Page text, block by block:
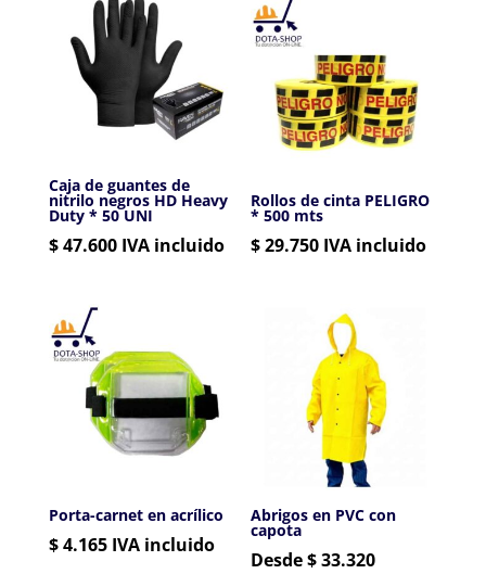
Caja de guantes de
nitrilo negros HD Heavy
Duty * 50 UNI
$47.600 IVA incluido
Rollos de cinta PELIGRO
* 500 mts
$29.750 IVA incluido
Porta-carnet en acrílico
$4.165 IVA incluido
Abrigos en PVC con
capota
Desde $ 33.320